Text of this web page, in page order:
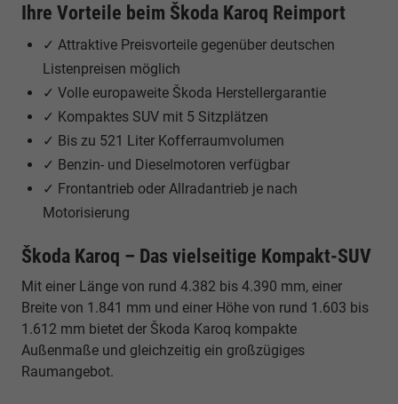
Ihre Vorteile beim Škoda Karoq Reimport
✓ Attraktive Preisvorteile gegenüber deutschen
Listenpreisen möglich
✓ Volle europaweite Škoda Herstellergarantie
✓ Kompaktes SUV mit 5 Sitzplätzen
✓ Bis zu 521 Liter Kofferraumvolumen
✓ Benzin- und Dieselmotoren verfügbar
✓ Frontantrieb oder Allradantrieb je nach
Motorisierung
Škoda Karoq – Das vielseitige Kompakt-SUV
Mit einer Länge von rund 4.382 bis 4.390 mm, einer
Breite von 1.841 mm und einer Höhe von rund 1.603 bis
1.612 mm bietet der Škoda Karoq kompakte
Außenmaße und gleichzeitig ein großzügiges
Raumangebot.